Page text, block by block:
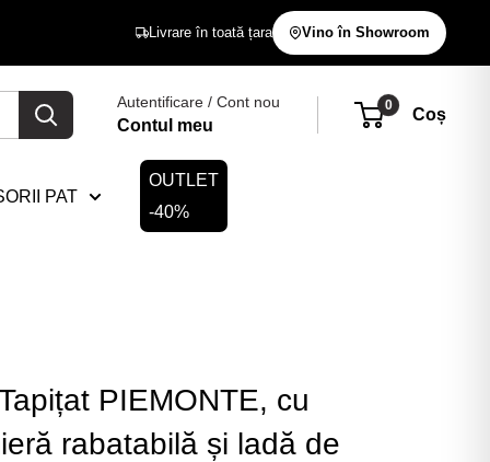
Livrare în toată țara Vino în Showroom
Autentificare / Cont nou
Contul meu
0
Coș
PAT
OUTLET
-40%
PIEMONTE, cu
rabatabilă și ladă de